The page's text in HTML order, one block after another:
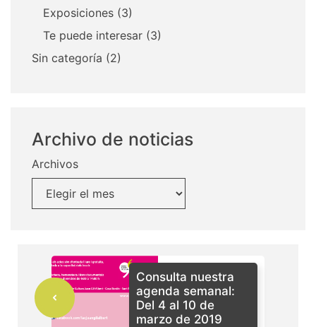
Exposiciones (3)
Te puede interesar (3)
Sin categoría (2)
Archivo de noticias
Archivos
Consulta nuestra
agenda semanal:
Del 4 al 10 de
marzo de 2019